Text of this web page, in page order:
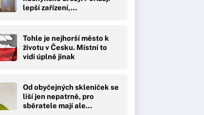
lepší zařízení,…
Tohle je nejhorší město k
životu v Česku. Místní to
vidí úplně jinak
Od obyčejných skleniček se
liší jen nepatrně, pro
sběratele mají ale…